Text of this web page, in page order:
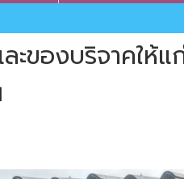
ของบริจาคให้แ
|